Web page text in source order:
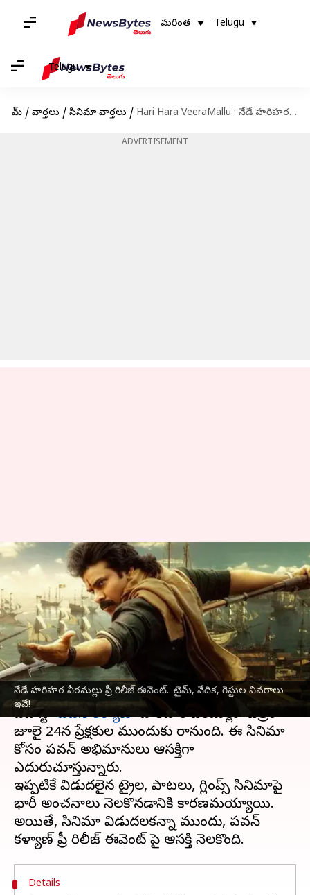
మరింత Telugu
Telugu
హోమ్ / వార్తలు / సినిమా వార్తలు / Hari Hara VeeraMallu : నేడే హరిహర వీరమల్లు ప్రీ రిలీజ్ ఈవెంట్‌.. టైమ్, వేదిక, గెస్టుల వివరాలు ఇవే!
ADVERTISEMENT
నేడే హరిహర వీరమల్లు ప్రీ రిలీజ్ ఈవెంట్‌.. టైమ్, వేదిక, గెస్టుల వివరాలు
ఇవే!
Hari Hara VeeraMallu : నేడే
హరిహర వీరమల్లు ప్రీ రిలీజ్
ఈవెంట్‌.. టైమ్, వేదిక, గెస్టుల
వివరాలు ఇవే!
వ్రాసిన వారు Jayachandra Akuri 09:48 am
ఈ వార్తాకథనం ఏంటి
పవర్ స్టార్పవన్ కళ్యాణ్'హరిహర వీరమల్లు' చిత్రం
జూలై 24న ప్రేక్షకుల ముందుకు రానుంది. ఈ సినిమా
కోసం పవన్ అభిమానులు ఆసక్తిగా
ఎదురుచూస్తున్నారు.
ఇప్పటికే విడుదలైన ట్రైలర్, పాటలు, గ్లింప్స్ సినిమాపై
భారీ అంచనాలు నెలకొనడానికి కారణమయ్యాయి.
అయితే, సినిమా విడుదలకన్నా ముందు, పవన్
Details